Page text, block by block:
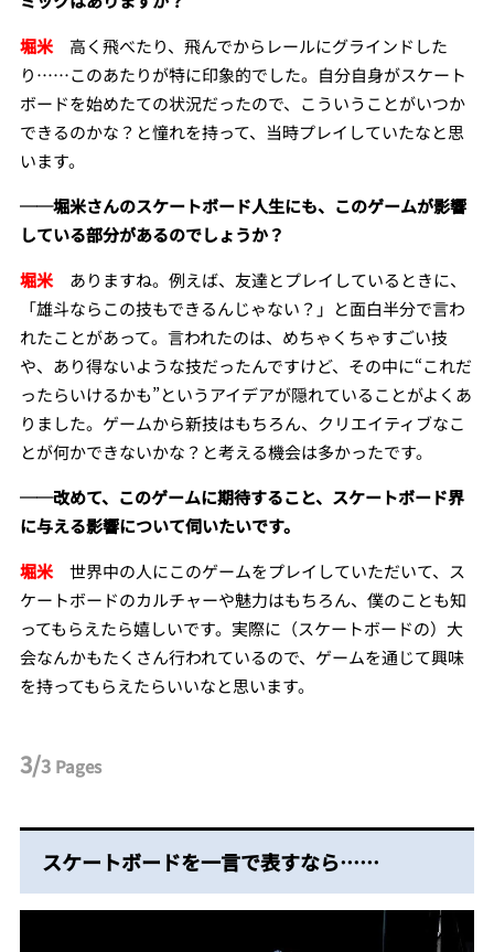
堀米高く飛べたり、飛んでからレールにグラインドした
り……このあたりが特に印象的でした。自分自身がスケート
ボードを始めたての状況だったので、こういうことがいつか
できるのかな？と憧れを持って、当時プレイしていたなと思
います。
──堀米さんのスケートボード人生にも、このゲームが影響
している部分があるのでしょうか？
堀米ありますね。例えば、友達とプレイしているときに、
「雄斗ならこの技もできるんじゃない？」と面白半分で言わ
れたことがあって。言われたのは、めちゃくちゃすごい技
や、あり得ないような技だったんですけど、その中に“これだ
ったらいけるかも”というアイデアが隠れていることがよくあ
りました。ゲームから新技はもちろん、クリエイティブなこ
とが何かできないかな？と考える機会は多かったです。
──改めて、このゲームに期待すること、スケートボード界
に与える影響について伺いたいです。
堀米世界中の人にこのゲームをプレイしていただいて、ス
ケートボードのカルチャーや魅力はもちろん、僕のことも知
ってもらえたら嬉しいです。実際に（スケートボードの）大
会なんかもたくさん行われているので、ゲームを通じて興味
を持ってもらえたらいいなと思います。
3/3 Pages
スケートボードを一言で表すなら……